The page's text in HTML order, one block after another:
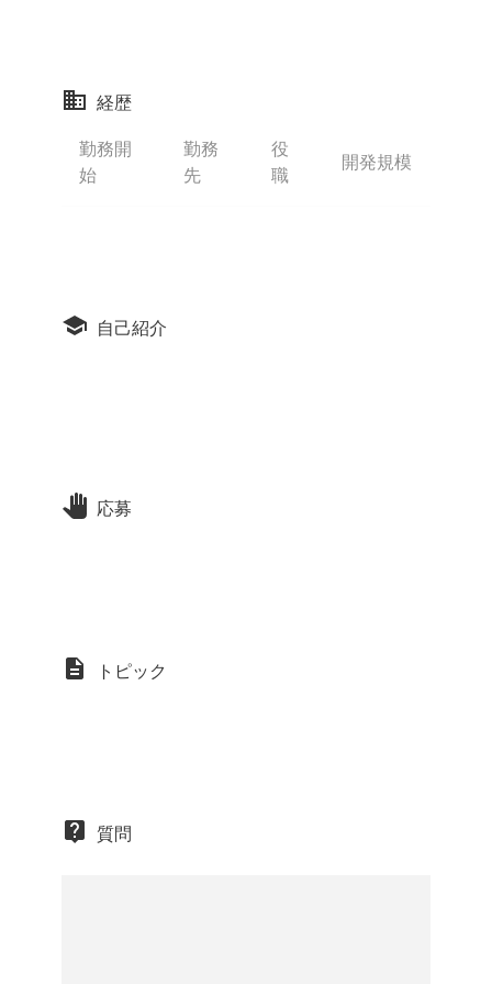
経歴
勤務開
始
勤務
先
役
職
開発規模
自己紹介
応募
トピック
質問